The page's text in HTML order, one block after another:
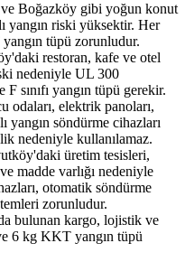
Boğazköy gibi yoğun konut
yangın riski yüksektir. Her
tüpü zorunludur.
restoran, kafe ve otel
nedeniyle UL 300
sınıfı yangın tüpü gerekir.
odaları, elektrik panoları,
yangın söndürme cihazları
nedeniyle kullanılamaz.
üretim tesisleri,
madde varlığı nedeniyle
otomatik söndürme
zorunludur.
bulunan kargo, lojistik ve
6 kg KKT yangın tüpü